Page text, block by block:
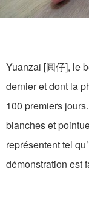
Yuanzai [圓仔], le
dernier et dont la
100 premiers
blanches et
représentent tel
démonstration est